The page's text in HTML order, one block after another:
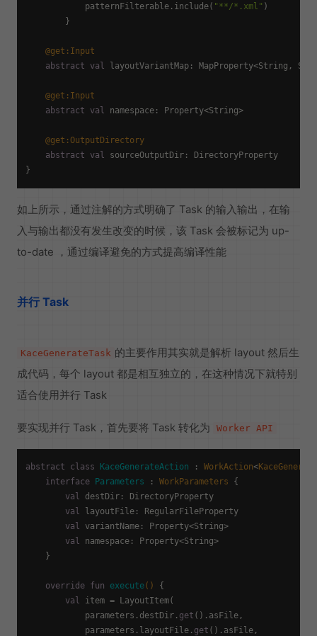
            patternFilterable.include(
"**/*.xml" )
        }
@get:Input
abstract
val layoutVariantMap: MapProperty<String,
@get:Input
abstract
val namespace: Property<String>
@get:OutputDirectory
abstract
val sourceOutputDir: DirectoryProperty
如上所示，通过注解的方式明确了 Task 的输入输出，在输
入与输出都没有发生改变的时候，该 Task 会被标记为 up-
to-date ，通过编译避免的方式提高编译性能
并行 Task
KaceGenerateTask 的主要作用其实就是解析 layout 然后生
成代码，每个 layout 都是相互独立的，在这种情况下就特别
适合使用并行 Task
要实现并行 Task，首先要将 Task 转化为 Worker API
abstract class KaceGenerateAction : WorkAction<
interface Parameters : WorkParameters {
val destDir: DirectoryProperty
val layoutFile: RegularFileProperty
val variantName: Property<String>
val namespace: Property<String>
    }
override fun execute()
{
val item = LayoutItem(
            parameters.destDir.
get ().asFile,
            parameters.layoutFile.
get ().asFile,